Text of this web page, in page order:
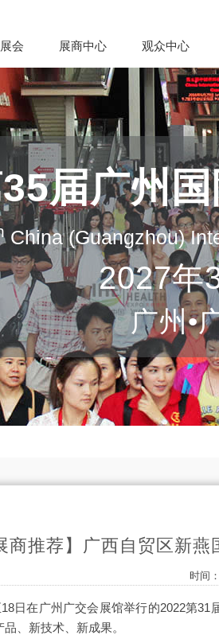
会 展商中心 观众中心
届广州
China (Guangzhou)
2027年
广州•
商推荐】广西自贸区新
时间：
日在广州广交会展馆举行的2022第
、新技术、新成果。